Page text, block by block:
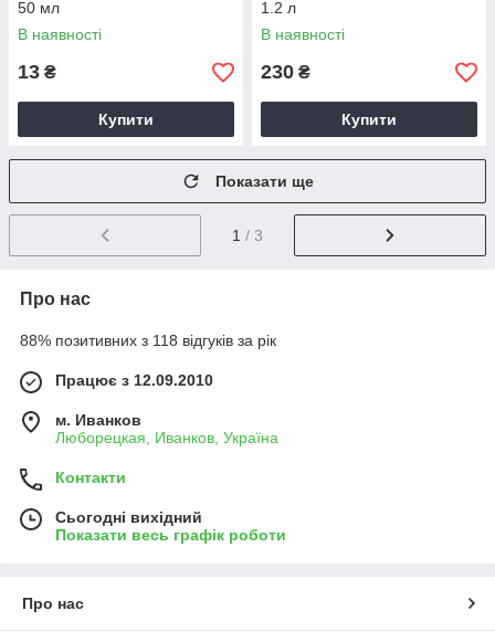
50 мл
В наявності
13 ₴
Купити
1.2 л
В наявності
230 ₴
Купити
Показати ще
1 / 3
Про нас
88% позитивних з 118 відгуків за рік
Працює з 12.09.2010
м. Иванков
Люборецкая, Иванков, Україна
Контакти
Сьогодні вихідний
Показати весь графік роботи
Про нас